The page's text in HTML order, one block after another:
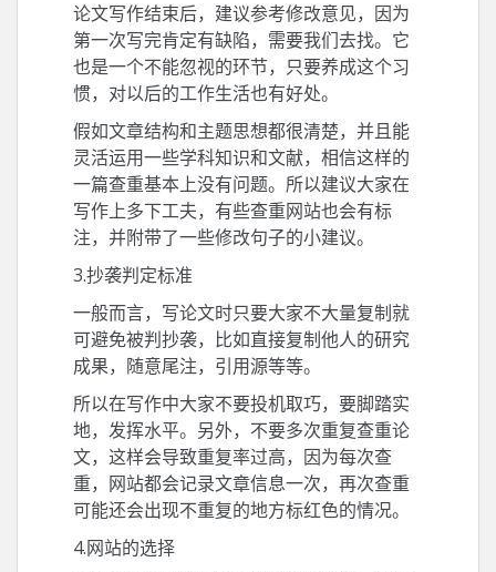
论文写作结束后，建议参考修改意见，因为
第一次写完肯定有缺陷，需要我们去找。它
也是一个不能忽视的环节，只要养成这个习
惯，对以后的工作生活也有好处。
假如文章结构和主题思想都很清楚，并且能
灵活运用一些学科知识和文献，相信这样的
一篇查重基本上没有问题。所以建议大家在
写作上多下工夫，有些查重网站也会有标
注，并附带了一些修改句子的小建议。
3.抄袭判定标准
一般而言，写论文时只要大家不大量复制就
可避免被判抄袭，比如直接复制他人的研究
成果，随意尾注，引用源等等。
所以在写作中大家不要投机取巧，要脚踏实
地，发挥水平。另外，不要多次重复查重论
文，这样会导致重复率过高，因为每次查
重，网站都会记录文章信息一次，再次查重
可能还会出现不重复的地方标红色的情况。
4.网站的选择